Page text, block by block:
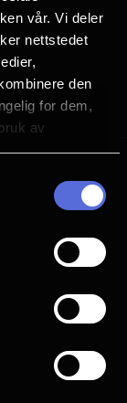
vår. Vi deler
nettstedet
den
for dem,
av